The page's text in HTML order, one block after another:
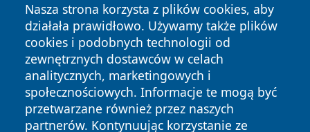
Nasza strona korzysta z plików cookies, aby
działała prawidłowo. Używamy także plików
cookies i podobnych technologii od
zewnętrznych dostawców w celach
analitycznych, marketingowych i
społecznościowych. Informacje te mogą być
przetwarzane również przez naszych
partnerów. Kontynuując korzystanie ze
Copyright © 2026 naszkedzierzyn.pl Wszystkie prawa
zastrzeżone.
Polityka Polityka